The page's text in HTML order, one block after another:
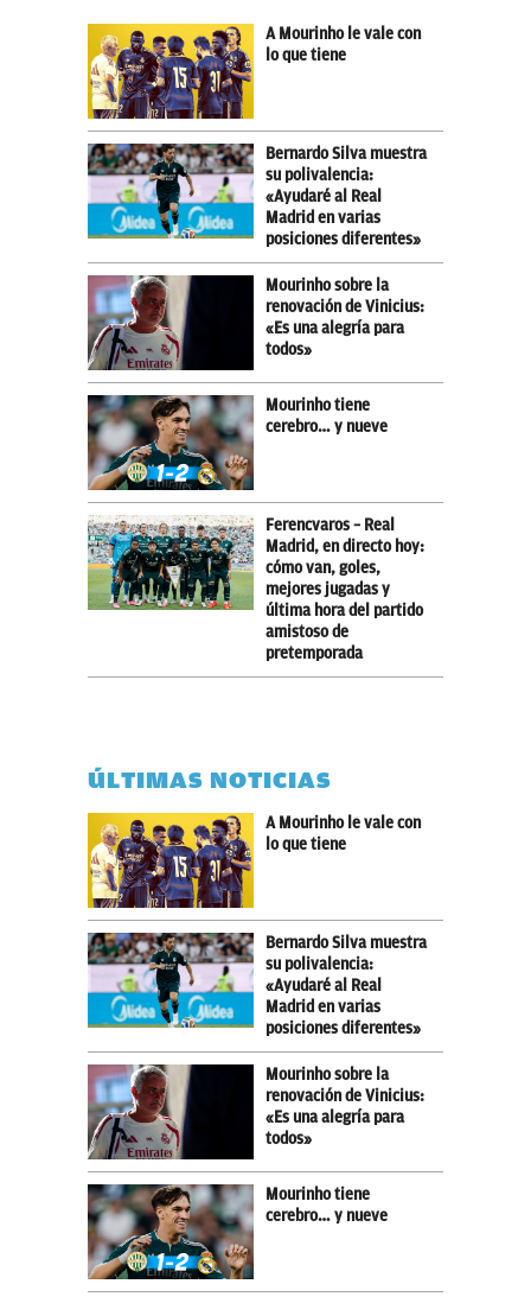
A Mourinho le vale con
lo que tiene
Bernardo Silva muestra
su polivalencia:
«Ayudaré al Real
Madrid en varias
posiciones diferentes»
Mourinho sobre la
renovación de Vinicius:
«Es una alegría para
todos»
Mourinho tiene
cerebro… y nueve
Ferencvaros – Real
Madrid, en directo hoy:
cómo van, goles,
mejores jugadas y
última hora del partido
amistoso de
pretemporada
ÚLTIMAS NOTICIAS
A Mourinho le vale con
lo que tiene
Bernardo Silva muestra
su polivalencia:
«Ayudaré al Real
Madrid en varias
posiciones diferentes»
Mourinho sobre la
renovación de Vinicius:
«Es una alegría para
todos»
Mourinho tiene
cerebro… y nueve